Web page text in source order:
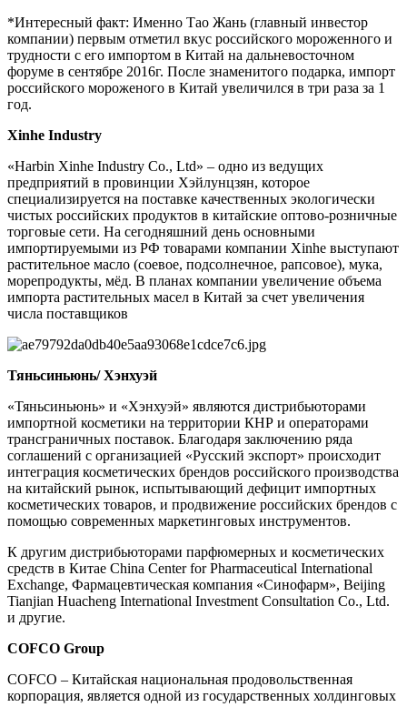
*Интересный факт: Именно Тао Жань (главный инвестор
компании) первым отметил вкус российского мороженного и
трудности с его импортом в Китай на дальневосточном
форуме в сентябре 2016г. После знаменитого подарка, импорт
российского мороженого в Китай увеличился в три раза за 1
год.
Xinhe Industry
«Harbin Xinhe Industry Co., Ltd» – одно из ведущих
предприятий в провинции Хэйлунцзян, которое
специализируется на поставке качественных экологически
чистых российских продуктов в китайские оптово-розничные
торговые сети. На сегодняшний день основными
импортируемыми из РФ товарами компании Xinhe выступают
растительное масло (соевое, подсолнечное, рапсовое), мука,
морепродукты, мёд. В планах компании увеличение объема
импорта растительных масел в Китай за счет увеличения
числа поставщиков
Тяньсиньюнь/ Хэнхуэй
«Тяньсиньюнь» и «Хэнхуэй» являются дистрибьюторами
импортной косметики на территории КНР и операторами
трансграничных поставок. Благодаря заключению ряда
соглашений с организацией «Русский экспорт» происходит
интеграция косметических брендов российского производства
на китайский рынок, испытывающий дефицит импортных
косметических товаров, и продвижение российских брендов с
помощью современных маркетинговых инструментов.
К другим дистрибьюторами парфюмерных и косметических
средств в Китае China Center for Pharmaceutical International
Exchange, Фармацевтическая компания «Синофарм», Beijing
Tianjian Huacheng International Investment Consultation Co., Ltd.
и другие.
COFCO Group
COFCO – Китайская национальная продовольственная
корпорация, является одной из государственных холдинговых